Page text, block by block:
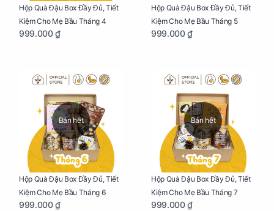
Hộp Quà Đậu Box Đầy Đủ, Tiết
Kiệm Cho Mẹ Bầu Tháng 4
999.000 ₫
Hộp Quà Đậu Box Đầy Đủ, Tiết
Kiệm Cho Mẹ Bầu Tháng 5
999.000 ₫
Bán hết
Hộp Quà Đậu Box Đầy Đủ, Tiết
Kiệm Cho Mẹ Bầu Tháng 6
999.000 ₫
Bán hết
Hộp Quà Đậu Box Đầy Đủ, Tiết
Kiệm Cho Mẹ Bầu Tháng 7
999.000 ₫